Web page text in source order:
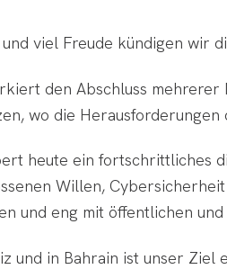
viel Freude kündigen wir
den Abschluss
wo die
heute ein fortschrittliches
Willen,
und eng mit öffentlichen
und in Bahrain ist unser